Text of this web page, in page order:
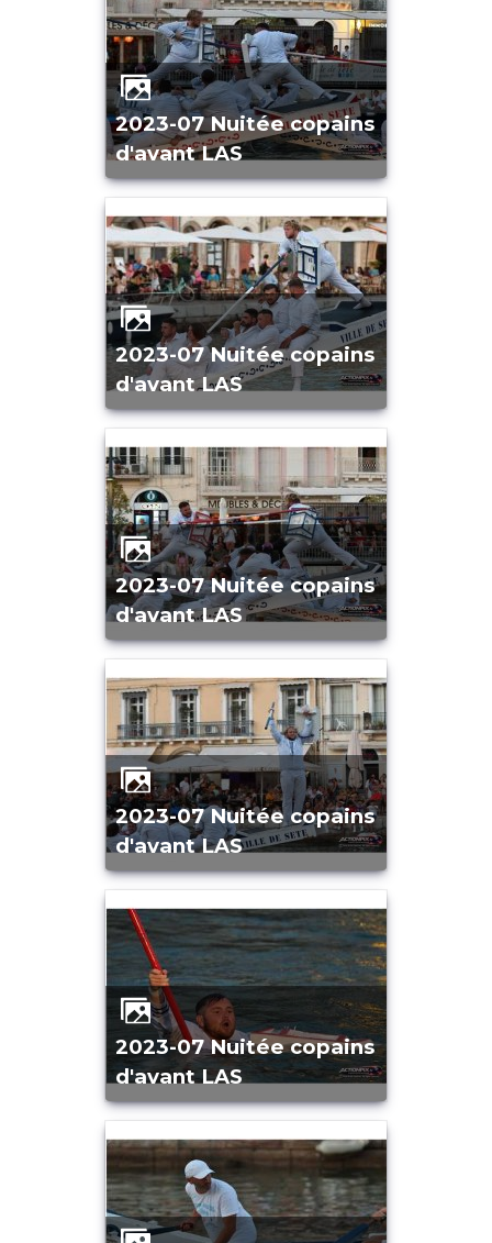
2023-07 Nuitée copains
d'avant LAS
2023-07 Nuitée copains
d'avant LAS
2023-07 Nuitée copains
d'avant LAS
2023-07 Nuitée copains
d'avant LAS
2023-07 Nuitée copains
d'avant LAS